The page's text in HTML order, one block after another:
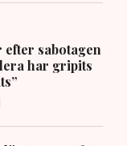
efter sabotagen
har gripits